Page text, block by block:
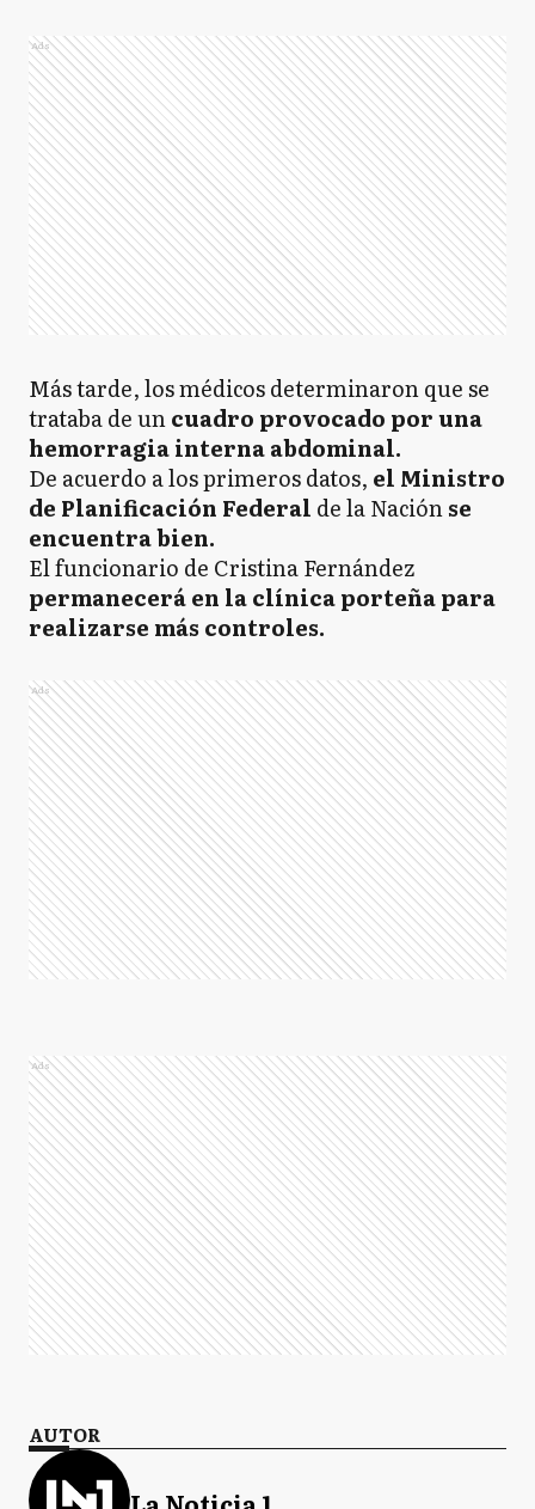
Ads
Más tarde, los médicos determinaron que se
trataba de uncuadro provocado por una
hemorragia interna abdominal.
De acuerdo a los primeros datos, el Ministro
de Planificación Federal de la Naciónse
encuentra bien.
El funcionario de Cristina Fernández
permanecerá en la clínica porteña para
realizarse más controles.
Ads
Ads
AUTOR